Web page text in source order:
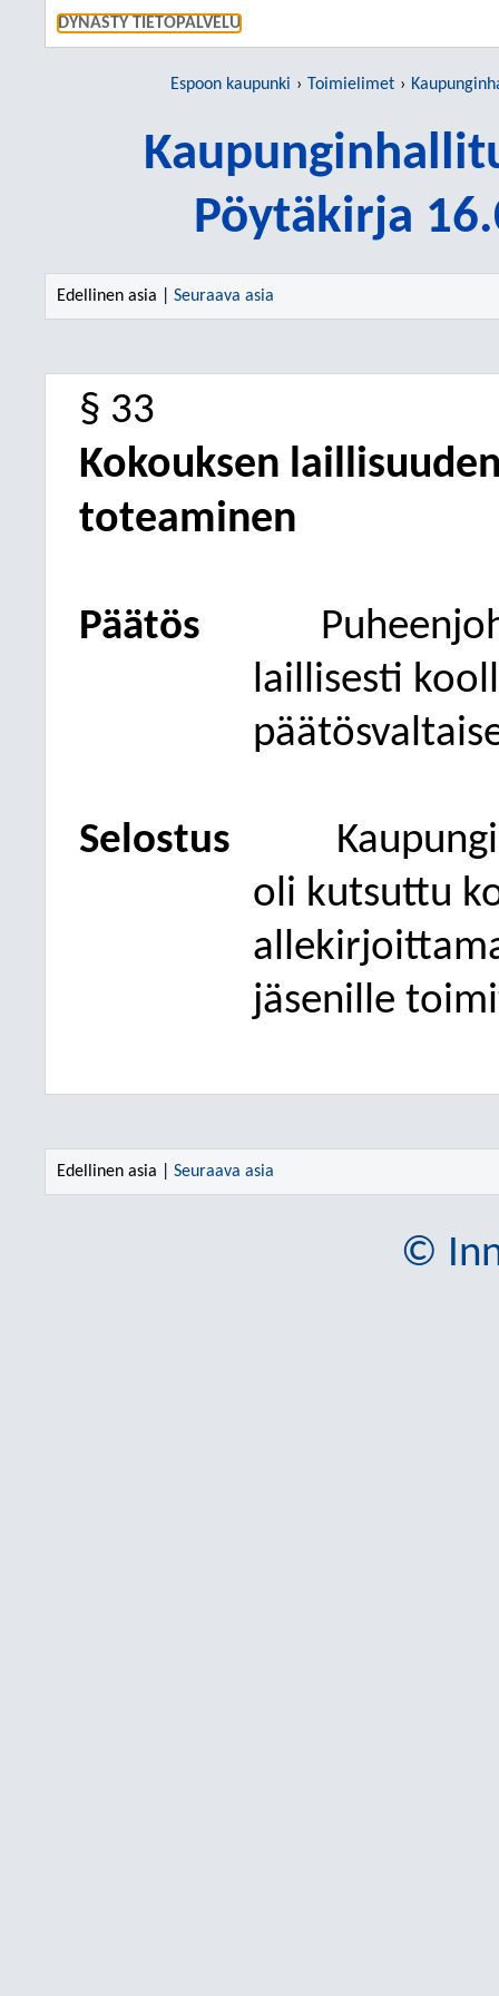
DYNASTY TIETOPALVELU
Espoon kaupunki Toimielimet
Pöytäkirja
Edellinen asia | Seuraava asia
§ 33
Kokouksen
toteaminen
Päätös
laillisesti
Selostus
oli kutsuttu
jäsenille
Edellinen asia | Seuraava asia
©